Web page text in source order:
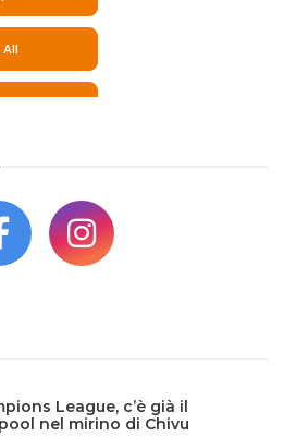
League, c’è già il
nel mirino di Chivu